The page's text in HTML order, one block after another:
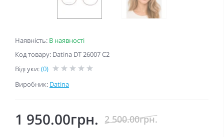
Наявність: В наявності
Код товару: Datina DT 26007 C2
Відгуки:(0)
Виробник: Datina
1 950.00грн. 2 500.00грн.